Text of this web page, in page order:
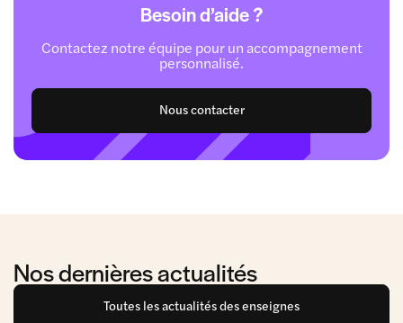
Besoin d’aide ?
Contactez notre équipe pour un accompagnement
personnalisé.
Nous contacter
Nos dernières actualités
Toutes les actualités des enseignes